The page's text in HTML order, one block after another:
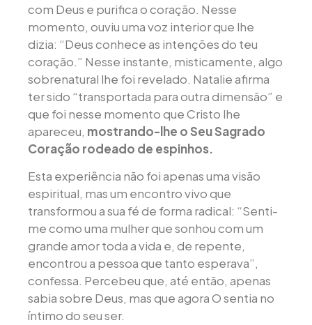
com Deus e purifica o coração. Nesse
momento, ouviu uma voz interior que lhe
dizia: “Deus conhece as intenções do teu
coração.” Nesse instante, misticamente, algo
sobrenatural lhe foi revelado. Natalie afirma
ter sido “transportada para outra dimensão” e
que foi nesse momento que Cristo lhe
apareceu, mostrando-lhe o Seu Sagrado
Coração rodeado de espinhos.
Esta experiência não foi apenas uma visão
espiritual, mas um encontro vivo que
transformou a sua fé de forma radical: “Senti-
me como uma mulher que sonhou com um
grande amor toda a vida e, de repente,
encontrou a pessoa que tanto esperava”,
confessa. Percebeu que, até então, apenas
sabia sobre Deus, mas que agora O sentia no
íntimo do seu ser.